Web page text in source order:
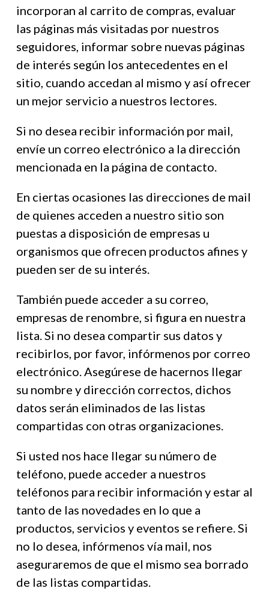
incorporan al carrito de compras, evaluar
las páginas más visitadas por nuestros
seguidores, informar sobre nuevas páginas
de interés según los antecedentes en el
sitio, cuando accedan al mismo y así ofrecer
un mejor servicio a nuestros lectores.
Si no desea recibir información por mail,
envíe un correo electrónico a la dirección
mencionada en la página de contacto.
En ciertas ocasiones las direcciones de mail
de quienes acceden a nuestro sitio son
puestas a disposición de empresas u
organismos que ofrecen productos afines y
pueden ser de su interés.
También puede acceder a su correo,
empresas de renombre, si figura en nuestra
lista. Si no desea compartir sus datos y
recibirlos, por favor, infórmenos por correo
electrónico. Asegúrese de hacernos llegar
su nombre y dirección correctos, dichos
datos serán eliminados de las listas
compartidas con otras organizaciones.
Si usted nos hace llegar su número de
teléfono, puede acceder a nuestros
teléfonos para recibir información y estar al
tanto de las novedades en lo que a
productos, servicios y eventos se refiere. Si
no lo desea, infórmenos vía mail, nos
aseguraremos de que el mismo sea borrado
de las listas compartidas.